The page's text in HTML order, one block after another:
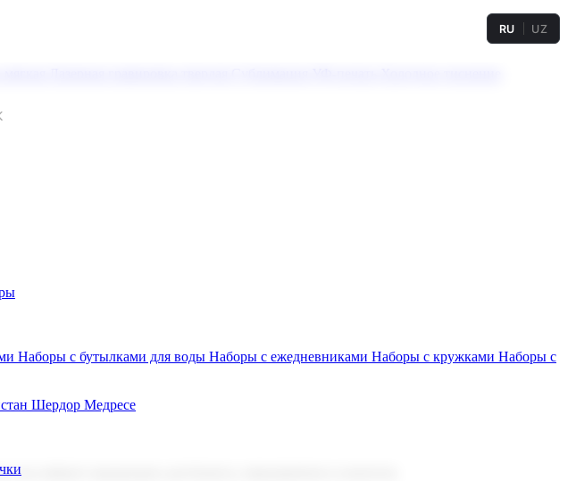
RU UZ
Наборы с бутылками для воды Наборы с ежедневниками Наборы с кружками Наборы с
Шердор Медресе
найдете продукцию для бизнеса, мероприятия и клиентов.